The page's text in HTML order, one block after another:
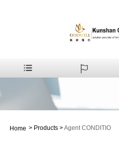
Home > Products >Agent CONDITIO